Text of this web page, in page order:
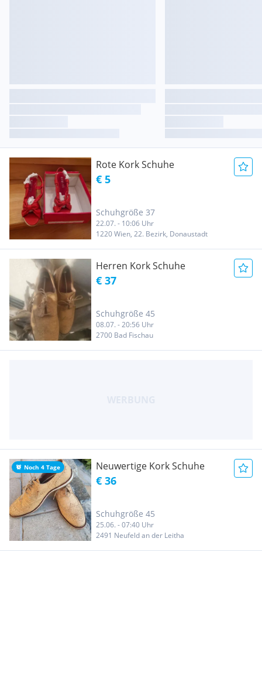
Rote Kork Schuhe
€ 5
Schuhgröße 37
22.07. - 10:06 Uhr
1220 Wien, 22. Bezirk, Donaustadt
Herren Kork Schuhe
€ 37
Schuhgröße 45
08.07. - 20:56 Uhr
2700 Bad Fischau
Noch 4 Tage Neuwertige Kork Schuhe
€ 36
Schuhgröße 45
25.06. - 07:40 Uhr
2491 Neufeld an der Leitha